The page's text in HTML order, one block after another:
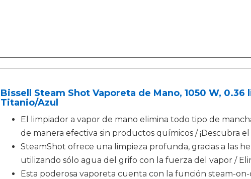
Bissell Steam Shot Vaporeta de Mano, 1050 W, 0.36
Titanio/Azul
El limpiador a vapor de mano elimina todo tipo de
de manera efectiva sin productos químicos / ¡Descubra
SteamShot ofrece una limpieza profunda, gracias a las
utilizando sólo agua del grifo con la fuerza del vapor /
Esta poderosa vaporeta cuenta con la función steam-